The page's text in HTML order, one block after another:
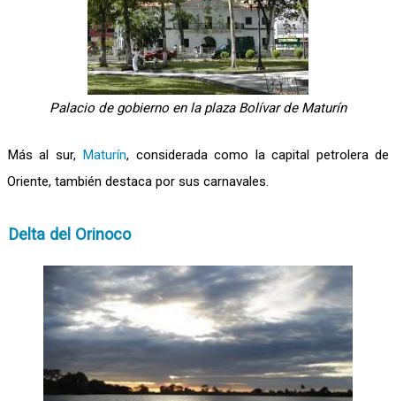
Palacio de gobierno en la plaza Bolívar de Maturín
Más al sur, Maturín, considerada como la capital petrolera de
Oriente, también destaca por sus carnavales.
Delta del Orinoco